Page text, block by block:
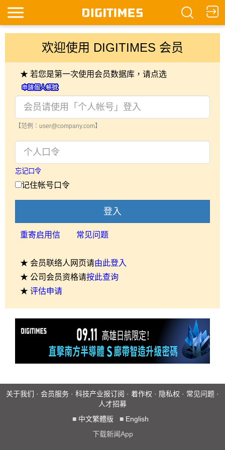
欢迎使用 DIGITIMES 会员
★ 若您是第一次使用会员数据库，请点选
【范例：user@company.com】
忘记口令
记住帐号口令
登入
重寄启用信 常见问题
★ 会员联络人网页请由此登入
★ 公司会员资格请按此查询
★ 评估申请
关于我们 · 会员服务 · 科技产业报订阅 · 着作权 · 隐私权 · 常见问题 ·
人才招募
■ 中文繁體版 ■ English
下载新闻App